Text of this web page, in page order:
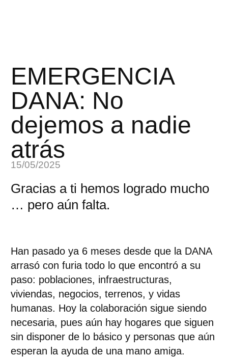
EMERGENCIA
DANA: No
dejemos a nadie
atrás
15/05/2025
Gracias a ti hemos logrado mucho
… pero aún falta.
Han pasado ya 6 meses desde que la DANA
arrasó con furia todo lo que encontró a su
paso: poblaciones, infraestructuras,
viviendas, negocios, terrenos, y vidas
humanas. Hoy la colaboración sigue siendo
necesaria, pues aún hay hogares que siguen
sin disponer de lo básico y personas que aún
esperan la ayuda de una mano amiga.